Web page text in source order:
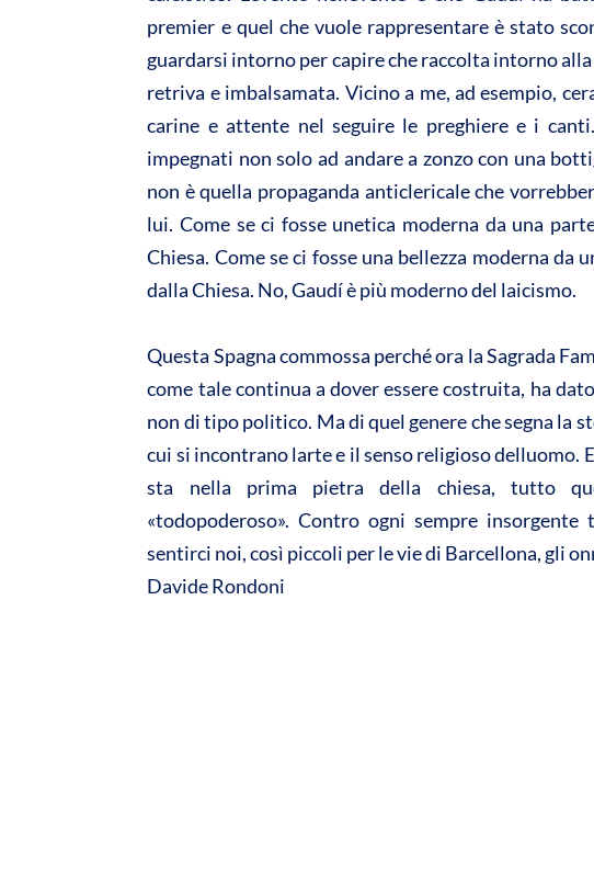
premier e quel che vuole rappresentare è stato
guardarsi intorno per capire che raccolta intorno alla
retriva e imbalsamata. Vicino a me, ad esempio,
carine e attente nel seguire le preghiere e i
impegnati non solo ad andare a zonzo con una
non è quella propaganda anticlericale che
lui. Come se ci fosse unetica moderna da una
Chiesa. Come se ci fosse una bellezza moderna da
dalla Chiesa. No, Gaudí è più moderno del laicismo.
Questa Spagna commossa perché ora la Sagrada
come tale continua a dover essere costruita, ha
non di tipo politico. Ma di quel genere che segna la
cui si incontrano larte e il senso religioso
sta nella prima pietra della chiesa, tutto
«todopoderoso». Contro ogni sempre insorgente
sentirci noi, così piccoli per le vie di Barcellona, gli
Davide Rondoni